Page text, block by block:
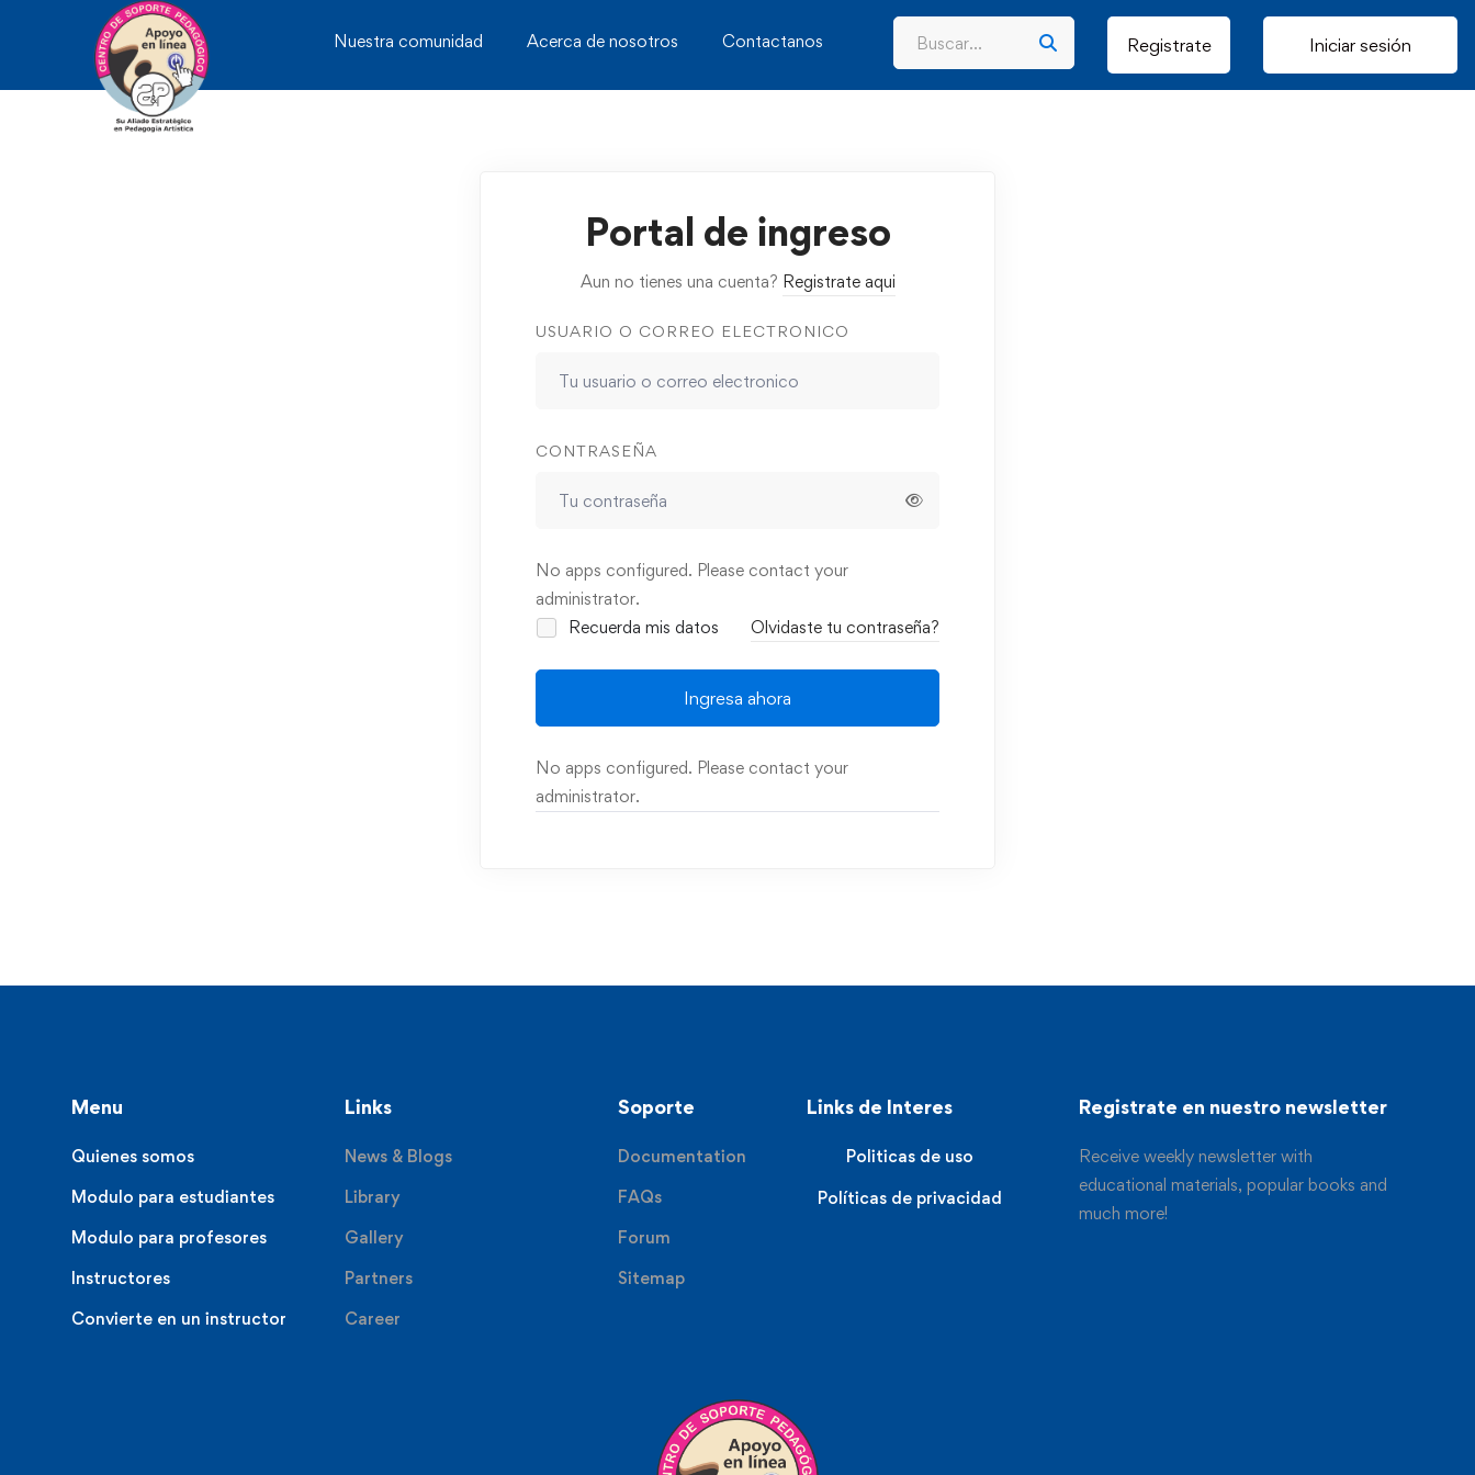
Nuestra comunidad Acerca de nosotros Contactanos Registrate Iniciar sesión
Portal de ingreso
Aun no tienes una cuenta? Registrate aqui
USUARIO O CORREO ELECTRONICO
CONTRASEÑA
No apps configured. Please contact your
administrator.
Recuerda mis datos
Olvidaste tu contraseña?
Ingresa ahora
No apps configured. Please contact your
administrator.
Menu
Quienes somos
Modulo para estudiantes
Modulo para profesores
Instructores
Convierte en un instructor
Links
News & Blogs
Library
Gallery
Partners
Career
Soporte
Documentation
FAQs
Forum
Sitemap
Links de Interes
Politicas de uso
Políticas de privacidad
Registrate en nuestro newsletter
Receive weekly newsletter with
educational materials, popular books and
much more!